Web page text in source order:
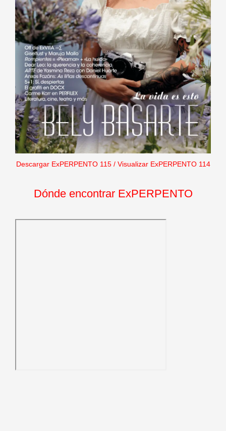
Descargar ExPERPENTO 115/ Visualizar ExPERPENTO 114
Dónde encontrar ExPERPENTO